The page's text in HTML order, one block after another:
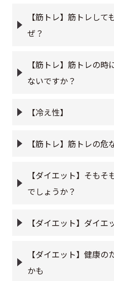
【筋トレ】筋トレし
ぜ？
【筋トレ】筋トレの
ないですか？
【冷え性】
【筋トレ】筋トレの危
【ダイエット】そも
でしょうか？
【ダイエット】ダイ
【ダイエット】健康
かも